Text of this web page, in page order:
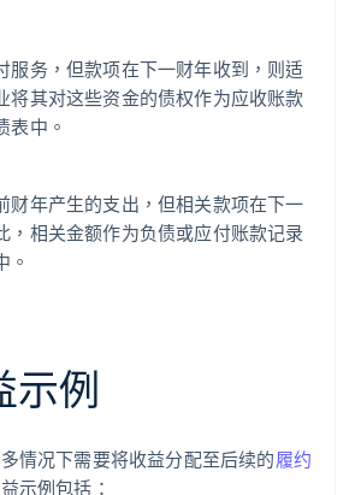
服务，但款项在下一财年收到，则适
将其对这些资金的债权作为应收账款
表中。
财年产生的支出，但相关款项在下一
，相关金额作为负债或应付账款记录
。
示例
情况下需要将收益分配至后续的履约
示例包括：